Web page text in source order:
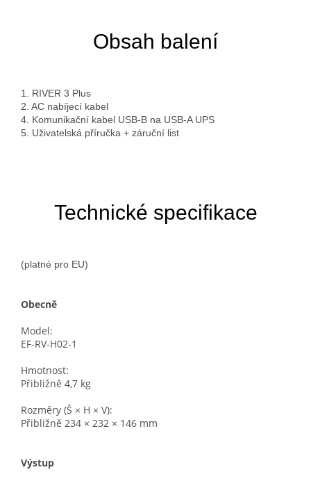
Obsah balení
1. RIVER 3 Plus
2. AC nabíjecí kabel
4. Komunikační kabel USB-B na USB-A UPS
5. Uživatelská příručka + záruční list
Technické specifikace
(platné pro EU)
Obecně
Model:
EF-RV-H02-1
Hmotnost:
Přibližně 4,7 kg
Rozměry (Š × H × V):
Přibližně 234 × 232 × 146 mm
Výstup